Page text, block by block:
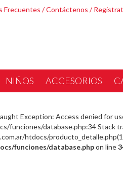
Frecuentes /Contáctenos /
NIÑOS ACCESORIOS
Exception: Access denied for
funciones/database.php:34 Stack
htdocs/
funciones/database.phpon line